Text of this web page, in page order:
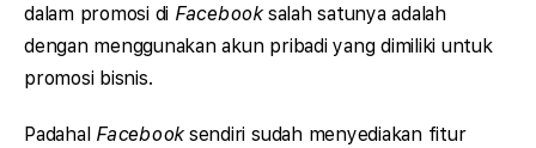
dalam promosi di Facebooksalah satunya adalah
dengan menggunakan akun pribadi yang dimiliki untuk
promosi bisnis.
Padahal Facebook sendiri sudah menyediakan fitur